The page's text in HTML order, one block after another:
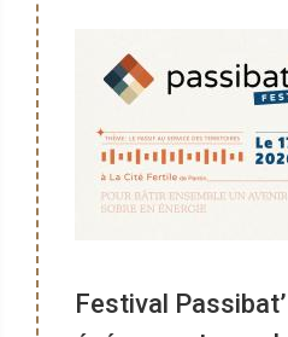
Festival